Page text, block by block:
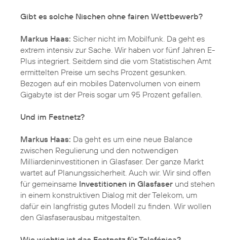
Gibt es solche Nischen ohne fairen Wettbewerb?
Markus Haas: Sicher nicht im Mobilfunk. Da geht es
extrem intensiv zur Sache. Wir haben vor fünf Jahren E-
Plus integriert. Seitdem sind die vom Statistischen Amt
ermittelten Preise um sechs Prozent gesunken.
Bezogen auf ein mobiles Datenvolumen von einem
Gigabyte ist der Preis sogar um 95 Prozent gefallen.
Und im Festnetz?
Markus Haas: Da geht es um eine neue Balance
zwischen Regulierung und den notwendigen
Milliardeninvestitionen in Glasfaser. Der ganze Markt
wartet auf Planungssicherheit. Auch wir. Wir sind offen
für gemeinsame Investitionen in Glasfaser und stehen
in einem konstruktiven Dialog mit der Telekom, um
dafür ein langfristig gutes Modell zu finden. Wir wollen
den Glasfaserausbau mitgestalten.